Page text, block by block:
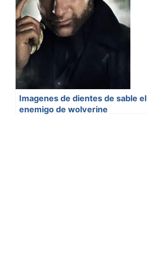
Imagenes de dientes de sable el
enemigo de wolverine